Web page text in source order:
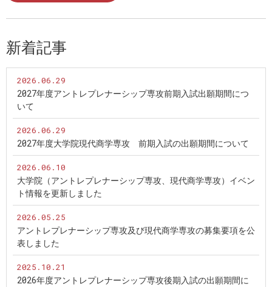
新着記事
2026.06.29
2027年度アントレプレナーシップ専攻前期入試出願期間につ
いて
2026.06.29
2027年度大学院現代商学専攻 前期入試の出願期間について
2026.06.10
大学院（アントレプレナーシップ専攻、現代商学専攻）イベン
ト情報を更新しました
2026.05.25
アントレプレナーシップ専攻及び現代商学専攻の募集要項を公
表しました
2025.10.21
2026年度アントレプレナーシップ専攻後期入試の出願期間に